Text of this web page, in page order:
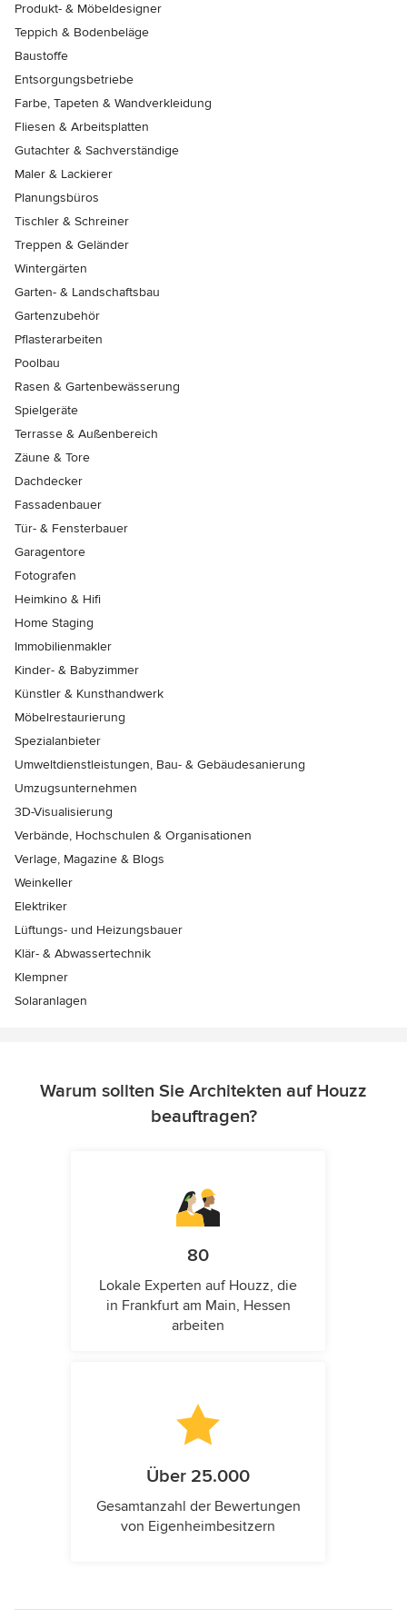
Produkt- & Möbeldesigner
Teppich & Bodenbeläge
Baustoffe
Entsorgungsbetriebe
Farbe, Tapeten & Wandverkleidung
Fliesen & Arbeitsplatten
Gutachter & Sachverständige
Maler & Lackierer
Planungsbüros
Tischler & Schreiner
Treppen & Geländer
Wintergärten
Garten- & Landschaftsbau
Gartenzubehör
Pflasterarbeiten
Poolbau
Rasen & Gartenbewässerung
Spielgeräte
Terrasse & Außenbereich
Zäune & Tore
Dachdecker
Fassadenbauer
Tür- & Fensterbauer
Garagentore
Fotografen
Heimkino & Hifi
Home Staging
Immobilienmakler
Kinder- & Babyzimmer
Künstler & Kunsthandwerk
Möbelrestaurierung
Spezialanbieter
Umweltdienstleistungen, Bau- & Gebäudesanierung
Umzugsunternehmen
3D-Visualisierung
Verbände, Hochschulen & Organisationen
Verlage, Magazine & Blogs
Weinkeller
Elektriker
Lüftungs- und Heizungsbauer
Klär- & Abwassertechnik
Klempner
Solaranlagen
Warum sollten Sie Architekten auf Houzz
beauftragen?
80
Lokale Experten auf Houzz, die
in Frankfurt am Main, Hessen
arbeiten
Über 25.000
Gesamtanzahl der Bewertungen
von Eigenheimbesitzern